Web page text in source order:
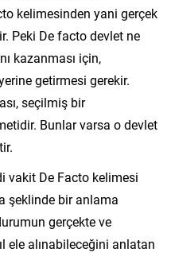
kelimesinden yani gerçek
Peki De facto devlet ne
kazanması için,
getirmesi gerekir.
seçilmiş bir
Bunlar varsa o devlet
vakit De Facto kelimesi
şeklinde bir anlama
gerçekte ve
ele alınabileceğini anlatan